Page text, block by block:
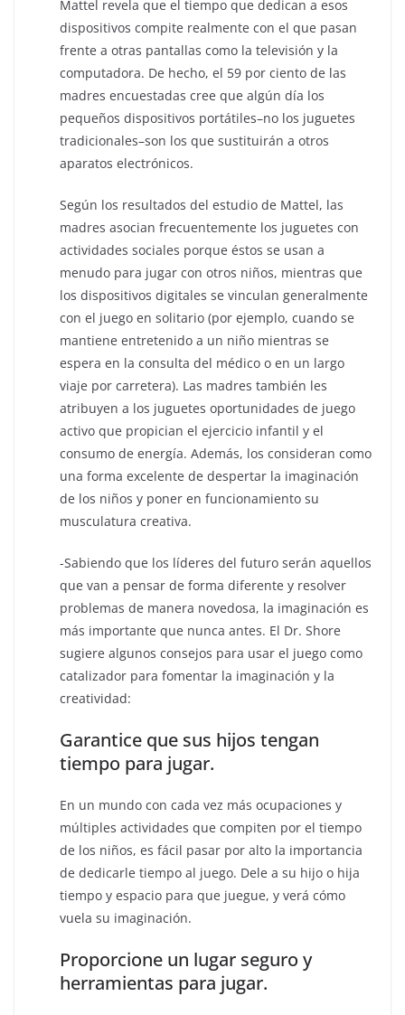
Mattel revela que el tiempo que dedican a esos
dispositivos compite realmente con el que pasan
frente a otras pantallas como la televisión y la
computadora. De hecho, el 59 por ciento de las
madres encuestadas cree que algún día los
pequeños dispositivos portátiles–no los juguetes
tradicionales–son los que sustituirán a otros
aparatos electrónicos.
Según los resultados del estudio de Mattel, las
madres asocian frecuentemente los juguetes con
actividades sociales porque éstos se usan a
menudo para jugar con otros niños, mientras que
los dispositivos digitales se vinculan generalmente
con el juego en solitario (por ejemplo, cuando se
mantiene entretenido a un niño mientras se
espera en la consulta del médico o en un largo
viaje por carretera). Las madres también les
atribuyen a los juguetes oportunidades de juego
activo que propician el ejercicio infantil y el
consumo de energía. Además, los consideran como
una forma excelente de despertar la imaginación
de los niños y poner en funcionamiento su
musculatura creativa.
-Sabiendo que los líderes del futuro serán aquellos
que van a pensar de forma diferente y resolver
problemas de manera novedosa, la imaginación es
más importante que nunca antes. El Dr. Shore
sugiere algunos consejos para usar el juego como
catalizador para fomentar la imaginación y la
creatividad:
Garantice que sus hijos tengan
tiempo para jugar.
En un mundo con cada vez más ocupaciones y
múltiples actividades que compiten por el tiempo
de los niños, es fácil pasar por alto la importancia
de dedicarle tiempo al juego. Dele a su hijo o hija
tiempo y espacio para que juegue, y verá cómo
vuela su imaginación.
Proporcione un lugar seguro y
herramientas para jugar.